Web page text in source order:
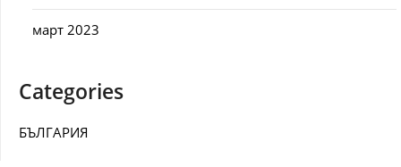
март 2023
Categories
БЪЛГАРИЯ